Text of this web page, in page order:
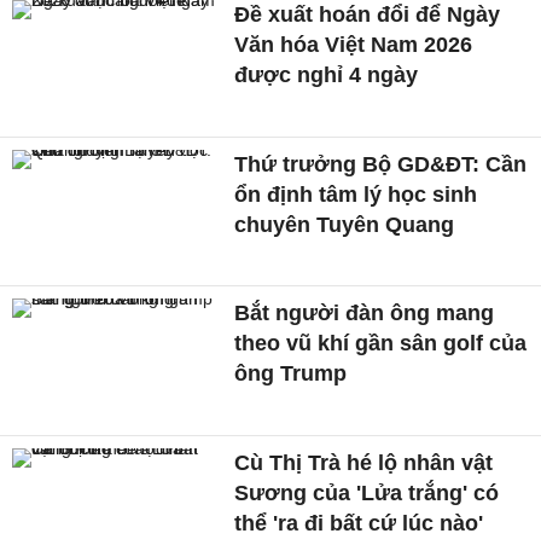
Đề xuất hoán đổi để Ngày
Văn hóa Việt Nam 2026
được nghỉ 4 ngày
Thứ trưởng Bộ GD&ĐT: Cần
ổn định tâm lý học sinh
chuyên Tuyên Quang
Bắt người đàn ông mang
theo vũ khí gần sân golf của
ông Trump
Cù Thị Trà hé lộ nhân vật
Sương của 'Lửa trắng' có
thể 'ra đi bất cứ lúc nào'